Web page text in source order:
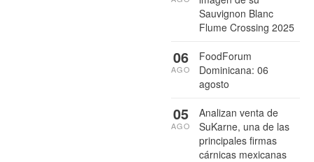
Sauvignon Blanc
Flume Crossing 2025
FoodForum
Dominicana: 06
agosto
06
AGO
Analizan venta de
SuKarne, una de las
principales firmas
cárnicas mexicanas
05
AGO